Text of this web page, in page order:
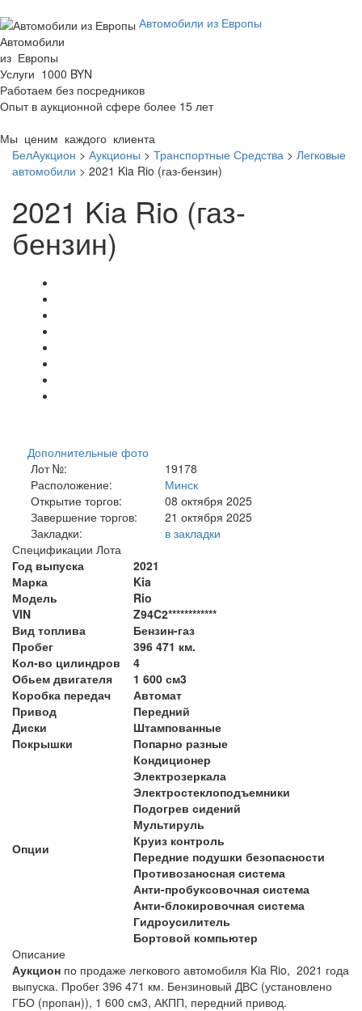
Автомобили из Европы
Автомобили
из Европы
Услуги 1000 BYN
Работаем без посредников
Опыт в аукционной сфере более 15 лет
Мы ценим каждого клиента
БелАукцион > Аукционы > Транспортные Средства > Легковые
автомобили > 2021 Kia Rio (газ-бензин)
2021 Kia Rio (газ-
бензин)
Дополнительные фото
Лот №:
19178
Расположение:
Минск
Открытие торгов:
08 октября 2025
Завершение торгов:
21 октября 2025
Закладки:
в закладки
Спецификации Лота
Год выпуска
2021
Марка
Kia
Модель
Rio
VIN
Z94C2************
Вид топлива
Бензин-газ
Пробег
396 471 км.
Кол-во цилиндров
4
Обьем двигателя
1 600 см3
Коробка передач
Автомат
Привод
Передний
Диски
Штампованные
Покрышки
Попарно разные
Опции
Кондиционер
Электрозеркала
Электростеклоподъемники
Подогрев сидений
Мультируль
Круиз контроль
Передние подушки безопасности
Противозаносная система
Анти-пробуксовочная система
Анти-блокировочная система
Гидроусилитель
Бортовой компьютер
Описание
Аукцион по продаже легкового автомобиля Kia Rio, 2021 года
выпуска. Пробег 396 471 км. Бензиновый ДВС (установлено
ГБО (пропан)), 1 600 см3, АКПП, передний привод.